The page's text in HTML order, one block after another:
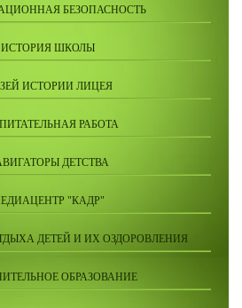
БЕЗОПАСНОСТЬ
ИСТОРИЯ ШКОЛЫ
ИСТОРИИ ЛИЦЕЯ
РАБОТА
ДЕТСТВА
"КАДР"
ДЕТЕЙ И ИХ ОЗДОРОВЛЕНИЯ
ОБРАЗОВАНИЕ